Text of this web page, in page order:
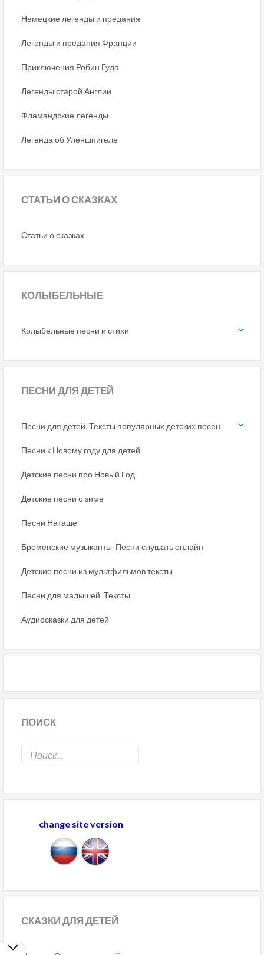
Немецкие легенды и предания
Легенды и предания Франции
Приключения Робин Гуда
Легенды старой Англии
Фламандские легенды
Легенда об Уленшпигеле
СТАТЬИО СКАЗКАХ
Статьи о сказках
КОЛЫБЕЛЬНЫЕ
Колыбельные песни и стихи
ПЕСНИДЛЯ ДЕТЕЙ
Песни для детей. Тексты популярных детских песен
Песни к Новому году для детей
Детские песни про Новый Год
Детские песни о зиме
Песни Наташе
Бременские музыканты. Песни слушать онлайн
Детские песни из мультфильмов тексты
Песни для малышей. Тексты
Аудиосказки для детей
ПОИСК
change site version
СКАЗКИДЛЯ ДЕТЕЙ